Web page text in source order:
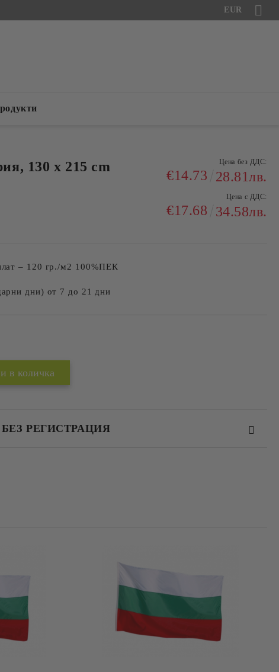
EUR
130 х 215 cm Цена без ДДС:
€14.73 28.81лв.
Цена с ДДС:
€17.68 34.58лв.
– 120 гр./м2 100%ПЕК
дни) от 7 до 21 дни
РЕГИСТРАЦИЯ